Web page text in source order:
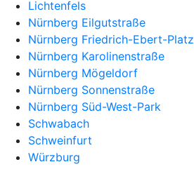
Lichtenfels
Nürnberg Eilgutstraße
Nürnberg Friedrich-Ebert-Platz
Nürnberg Karolinenstraße
Nürnberg Mögeldorf
Nürnberg Sonnenstraße
Nürnberg Süd-West-Park
Schwabach
Schweinfurt
Würzburg